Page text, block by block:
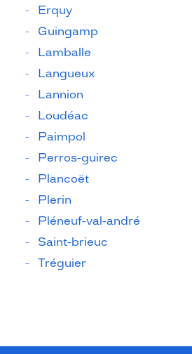
Erquy
Guingamp
Lamballe
Langueux
Lannion
Loudéac
Paimpol
Perros-guirec
Plancoët
Plerin
Pléneuf-val-andré
Saint-brieuc
Tréguier